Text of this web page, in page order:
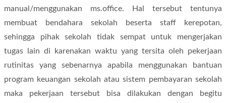
manual/menggunakan ms.office. Hal tersebut tentunya
membuat bendahara sekolah beserta staff kerepotan,
sehingga pihak sekolah tidak sempat untuk mengerjakan
tugas lain di karenakan waktu yang tersita oleh pekerjaan
rutinitas yang sebenarnya apabila menggunakan bantuan
program keuangan sekolah atau sistem pembayaran sekolah
maka pekerjaan tersebut bisa dilakukan dengan begitu